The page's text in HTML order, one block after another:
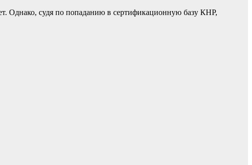
Однако, судя по попаданию в сертификационную базу КНР,